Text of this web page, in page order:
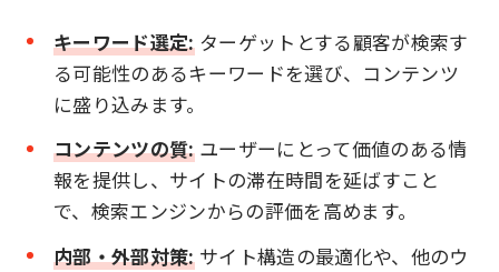
キーワード選定:ターゲットとする顧客が検索す
る可能性のあるキーワードを選び、コンテンツ
に盛り込みます。
コンテンツの質:ユーザーにとって価値のある情
報を提供し、サイトの滞在時間を延ばすこと
で、検索エンジンからの評価を高めます。
内部・外部対策:サイト構造の最適化や、他のウ